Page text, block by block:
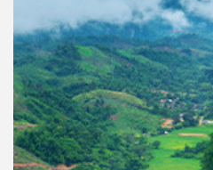
เพล
ย์
ลิ
สต์
ของ